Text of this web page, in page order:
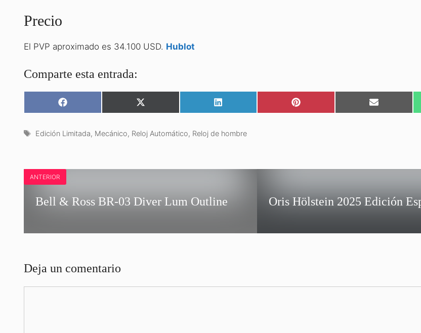
Precio
El PVP aproximado es 34.100 USD. Hublot
Comparte esta entrada:
COMPARTIR
EN
COMPARTIR
EN
COMPARTIR
EN
COMPARTIR
EN
COMPARTIR
EN
Etiquetas
Edición Limitada, Mecánico, Reloj Automático, Reloj de hombre
ANTERIOR
Bell & Ross BR-03 Diver Lum Outline Oris Hölstein 2025 Edición
Deja un comentario